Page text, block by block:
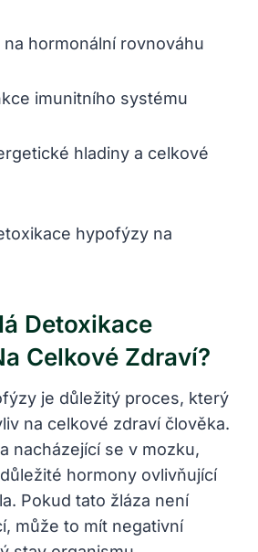
na hormonální rovnováhu
imunitního systému
hladiny a celkové
Detoxikace
Celkové Zdraví?
je důležitý proces, který
na celkové zdraví člověka.
nacházející se v mozku,
hormony ovlivňující
Pokud tato žláza není
může to mít negativní